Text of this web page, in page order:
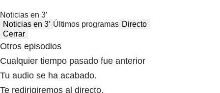
Noticias en 3′
Noticias en 3′ Últimos programas Directo
Cerrar
Otros episodios
Cualquier tiempo pasado fue anterior
Tu audio se ha acabado.
Te redirigiremos al directo.